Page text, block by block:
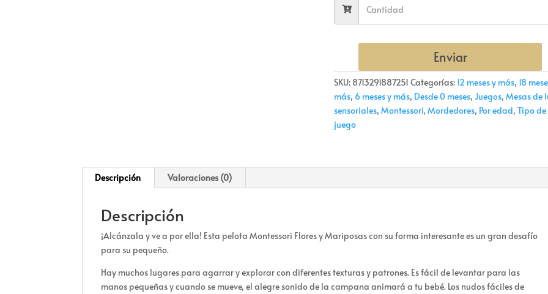
Enviar
SKU: 8713291887251 Categorías: 12 meses y más, 18
más, 6 meses y más, Desde 0 meses,Juegos,Mesas de
sensoriales,Montessori,Mordedores, Por edad,Tipo de
juego
Descripción Valoraciones (0)
Descripción
¡Alcánzala y ve a por ella! Esta pelota Montessori Flores y Mariposas con su forma interesante es un gran desafío
para su pequeño.
Hay muchos lugares para agarrar y explorar con diferentes texturas y patrones. Es fácil de levantar para las
manos pequeñas y cuando se mueve, el alegre sonido de la campana animará a tu bebé. Los nudos fáciles de